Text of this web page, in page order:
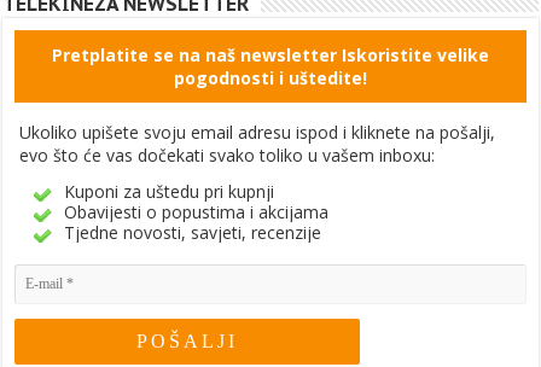
Pretplatite se na naš newsletter Iskoristite velike
pogodnosti i uštedite!
Ukoliko upišete svoju email adresu ispod i kliknete na pošalji,
evo što će vas dočekati svako toliko u vašem inboxu:
Kuponi za uštedu pri kupnji
Obavijesti o popustima i akcijama
Tjedne novosti, savjeti, recenzije